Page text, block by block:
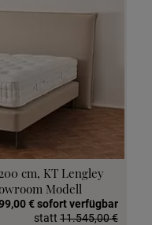
cm, KT Lengley
Modell
€ sofort verfügbar
statt 11.545,00 €